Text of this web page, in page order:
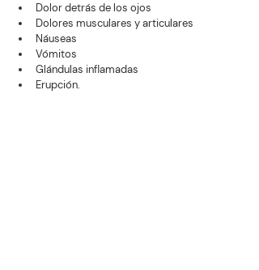
Dolor detrás de los ojos
Dolores musculares y articulares
Náuseas
Vómitos
Glándulas inflamadas
Erupción.